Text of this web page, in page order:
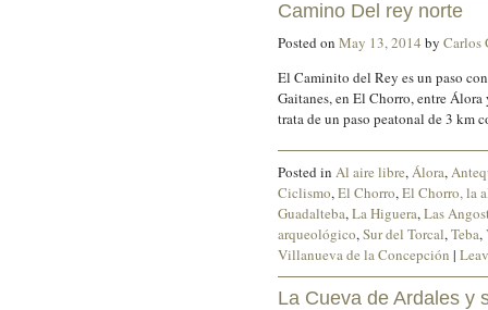
Camino Del rey norte
Posted on May 13, 2014 by Carlos
El Caminito del Rey es un paso
Gaitanes, en El Chorro, entre
trata de un paso peatonal de 3 km
Posted in Al aire libre,Álora,
Ciclismo,El Chorro,El Chorro, la
Guadalteba,La Higuera,Las
arqueológico,Sur del Torcal,Teba,
Villanueva de la Concepción |
La Cueva de Ardales y